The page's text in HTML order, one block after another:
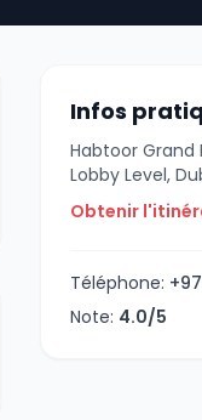
Infos
Habtoor Grand
Lobby Level,
Obtenir
Téléphone:
Note: 4.0/5